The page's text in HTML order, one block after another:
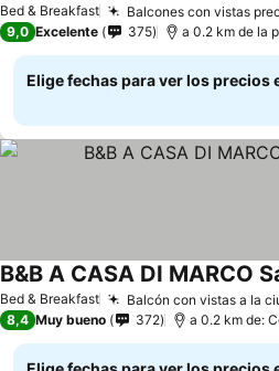
Bed & Breakfast Balcones con vistas
9,0 Excelente 375 a 0.2 km de la
Elige fechas para ver los precios
Bed & Breakfast Balcón con vistas a la
B&B A CASA DI MARCO
8,4 Muy bueno 372 a 0.2 km de: